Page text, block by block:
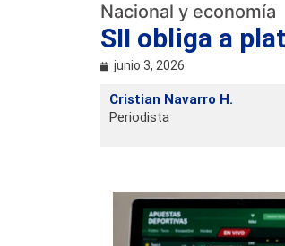
Nacional y economía
SII obliga a
junio 3, 2026
Cristian Navarro H.
Periodista